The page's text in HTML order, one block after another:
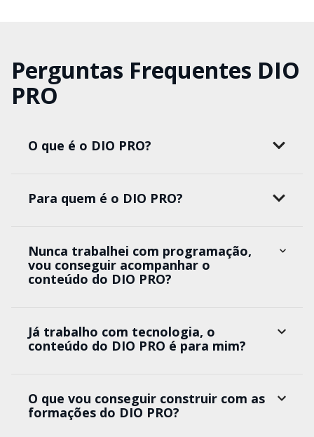
Perguntas Frequentes DIO
PRO
O que é o DIO PRO?
Para quem é o DIO PRO?
Nunca trabalhei com programação,
vou conseguir acompanhar o
conteúdo do DIO PRO?
Já trabalho com tecnologia, o
conteúdo do DIO PRO é para mim?
O que vou conseguir construir com as
formações do DIO PRO?